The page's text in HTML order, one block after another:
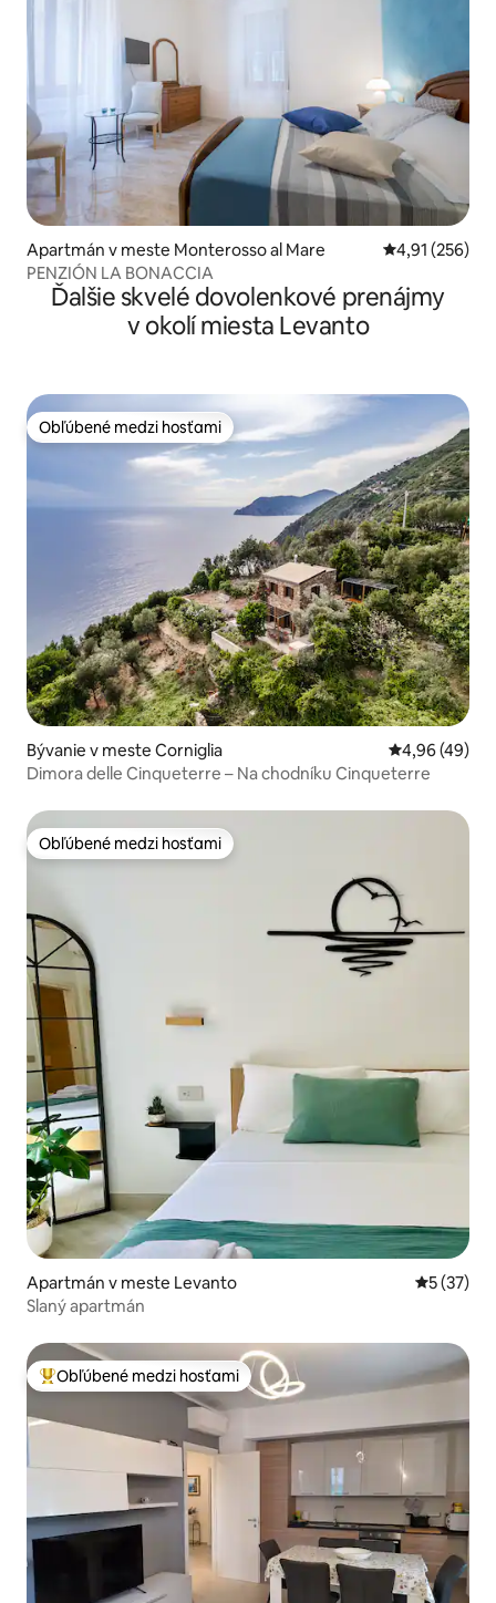
Apartmán v meste Monterosso al Mare Priemerné
4,91 (256)
PENZIÓN LA BONACCIA
Ďalšie skvelé dovolenkové prenájmy
v okolí miesta Levanto
Obľúbené medzi hosťami
Obľúbené medzi hosťami
Bývanie v meste Corniglia Priemerné
4,96 (49)
Dimora delle Cinqueterre – Na chodníku Cinqueterre
Obľúbené medzi hosťami
Obľúbené medzi hosťami
Apartmán v meste Levanto
5 (37)
Slaný apartmán
Najobľúbenejšie medzi hosťami
Obľúbené medzi hosťami